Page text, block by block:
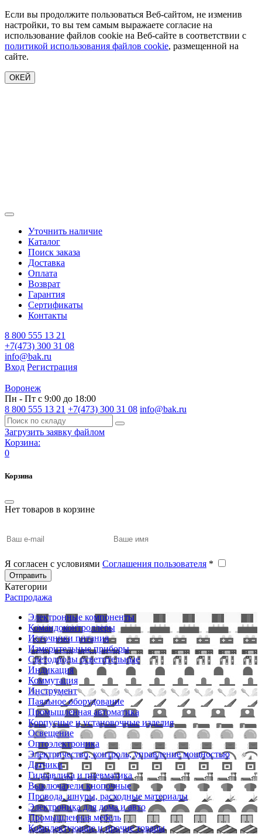
Если вы продолжите пользоваться Веб-сайтом, не изменив
настройки, то вы тем самым выражаете согласие на
использование файлов cookie на Веб-сайте в соответствии с
политикой использования файлов cookie, размещенной на
сайте.
ОКЕЙ
Уточнить наличие
Каталог
Поиск заказа
Доставка
Оплата
Возврат
Гарантия
Сертификаты
Контакты
8 800 555 13 21
+7(473) 300 31 08
info@bak.ru
Вход Регистрация
Воронеж
Пн - Пт с 9:00 до 18:00
8 800 555 13 21 +7(473) 300 31 08 info@bak.ru
Загрузить заявку файлом
Корзина:
0
Корзина
Нет товаров в корзине
Я согласен с условиями Соглашения пользователя *
Отправить
Категории
Распродажа
Электронные компоненты
Командоконтроллеры
Источники питания
Измерительные приборы
Светодиоды осветительные
Индикация
Коммутация
Инструмент
Паяльное оборудование
Промышленная автоматика
Корпусные и установочные изделия
Освещение
Оптоэлектроника
Электричество, контроль, управление мощностью
Датчики
Гидравлика и пневматика
Выключатели кнопочные
Провода, шнуры, расходные материалы
Электроника для дома и авто
Промышленная мебель
Комплектующие и прочие товары